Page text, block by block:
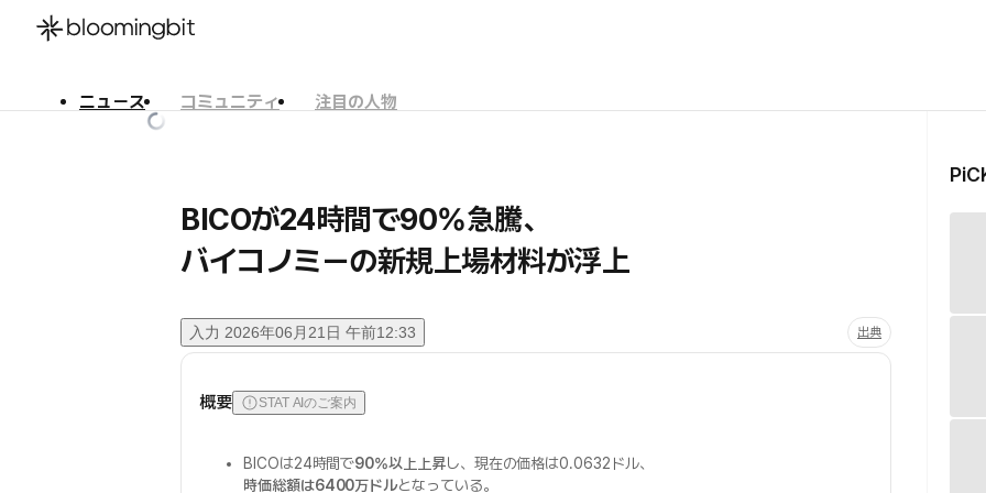
ニュース コミュニティ
注目の人物
BICOが24時間で90%急騰、
バイコノミーの新規上場材料が浮上
入力 2026年06月21日 午前12:33 出典
概要 STAT AIのご案内
BICOは24時間で90%以上上昇し、現在の価格は0.0632ドル、
時価総額は6400万ドルとなっている。